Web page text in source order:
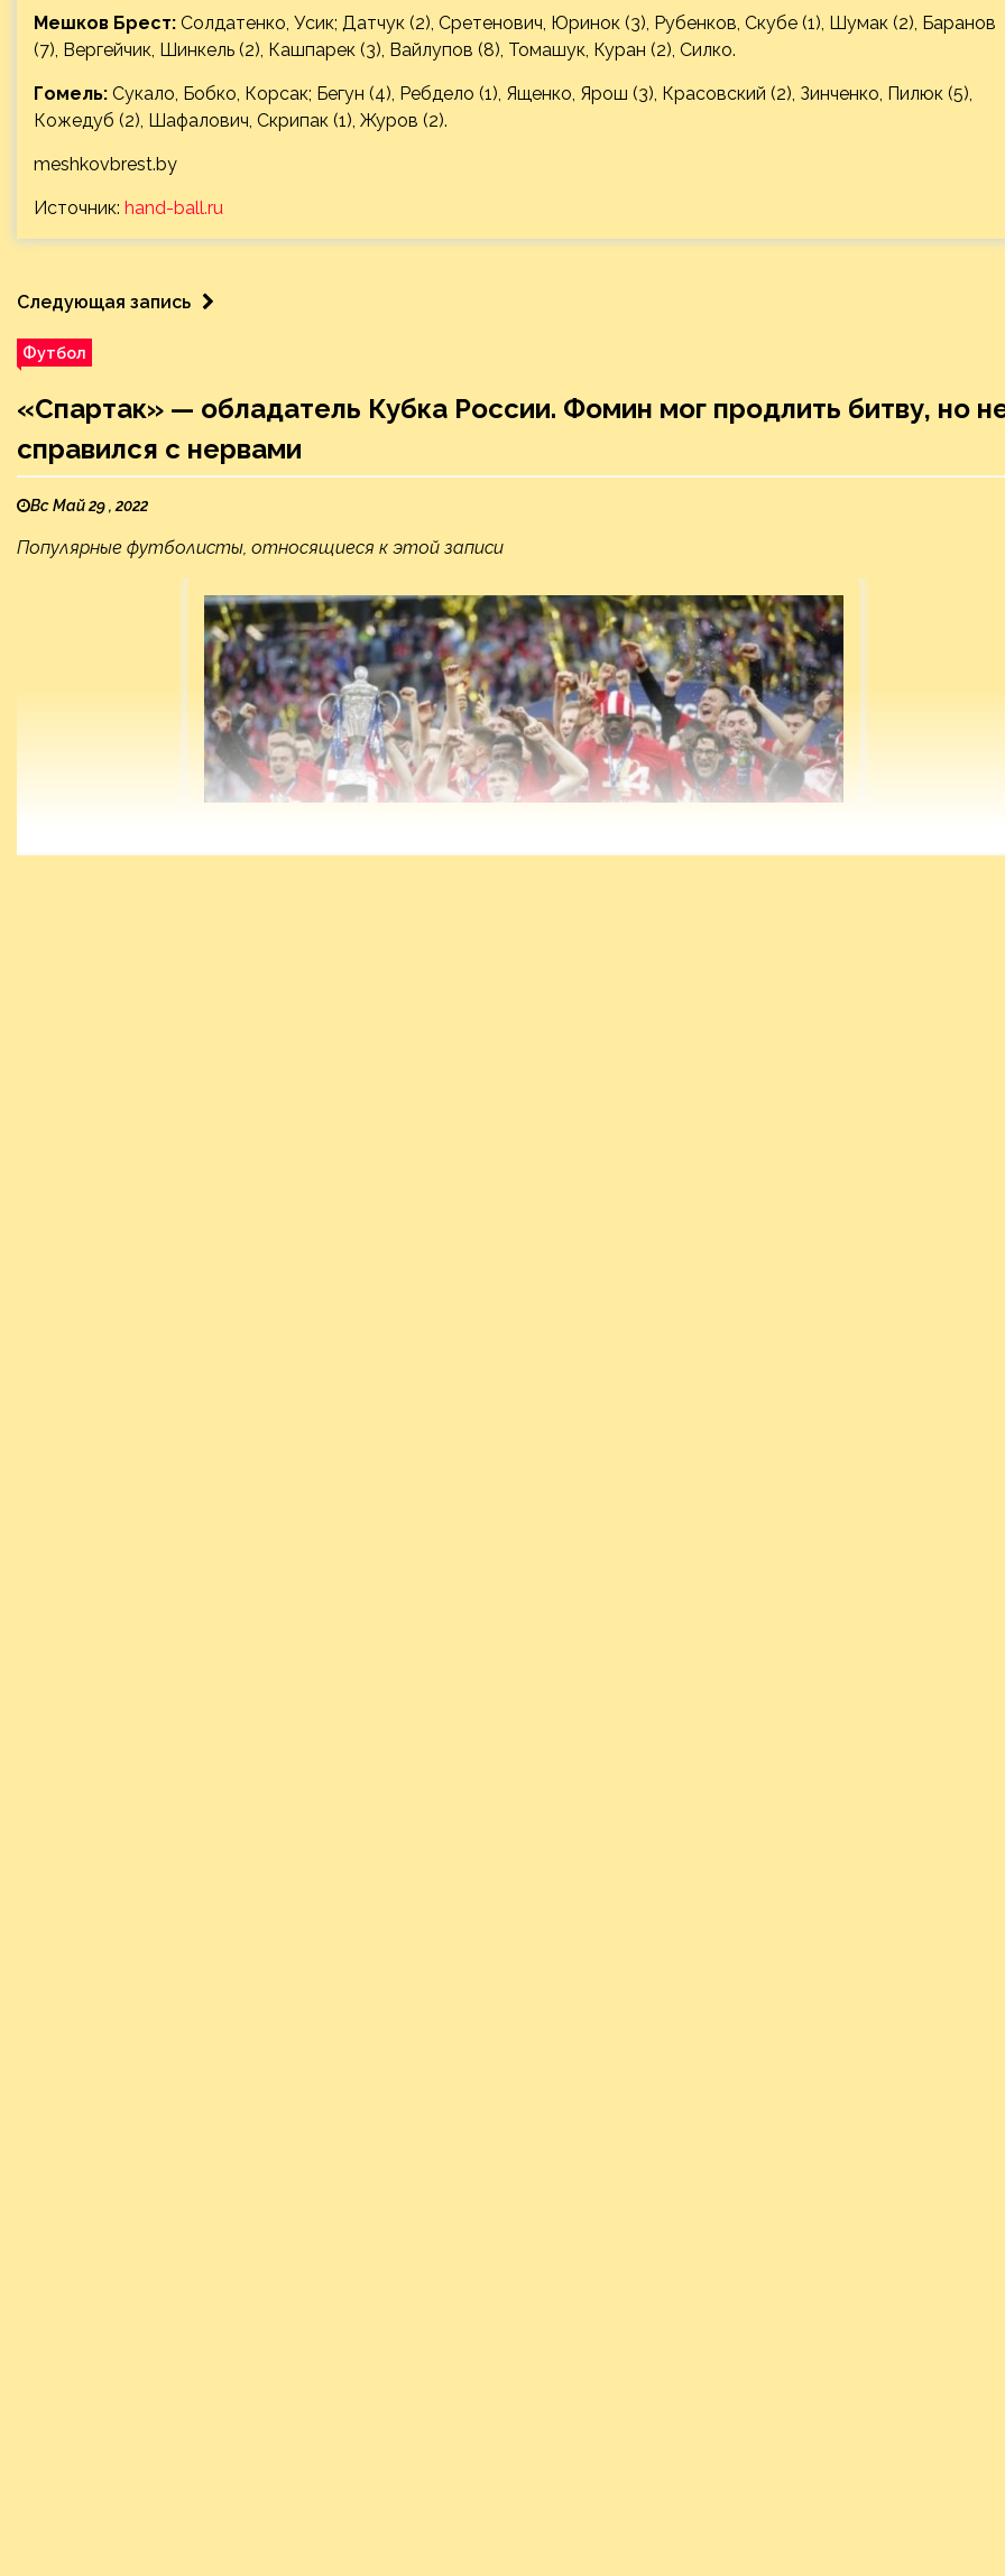
Мешков Брест: Солдатенко, Усик; Датчук (2), Сретенович, Юринок (3), Рубенков, Скубе (1), Шумак (2), Баранов
(7), Вергейчик, Шинкель (2), Кашпарек (3), Вайлупов (8), Томашук, Куран (2), Силко.
Гомель: Сукало, Бобко, Корсак; Бегун (4), Ребдело (1), Ященко, Ярош (3), Красовский (2), Зинченко, Пилюк (5),
Кожедуб (2), Шафалович, Скрипак (1), Журов (2).
meshkovbrest.by
Источник: hand-ball.ru
Следующая запись
Футбол
«Спартак» — обладатель Кубка России. Фомин мог продлить битву, но
справился с нервами
Вс Май 29 , 2022
Популярные футболисты, относящиеся к этой записи